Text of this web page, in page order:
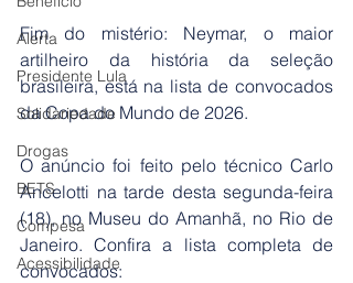
Alerta
Presidente Lula
Solidariedade
Drogas
BETS
Compesa
Acessibilidade
Fim do mistério: Neymar, o maior
artilheiro da história da seleção
brasileira, está na lista de convocados
da Copa do Mundo de 2026.
O anúncio foi feito pelo técnico Carlo
Ancelotti na tarde desta segunda-feira
(18), no Museu do Amanhã, no Rio de
Janeiro. Confira a lista completa de
convocados: